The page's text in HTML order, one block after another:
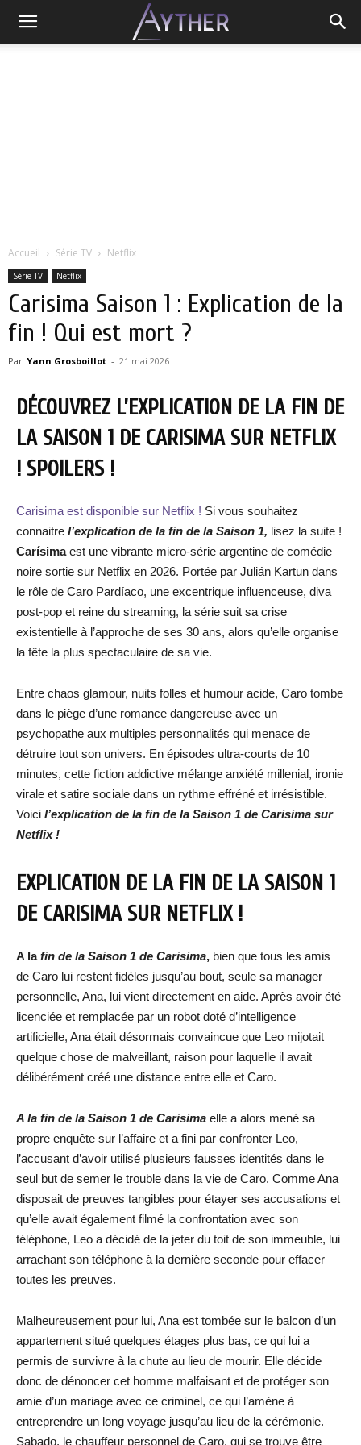
Accueil Série TV Netflix
Série TV Netflix
Carisima Saison 1 : Explication de la
fin ! Qui est mort ?
Par Yann Grosboillot - 21 mai 2026
DÉCOUVREZ L’EXPLICATION DE LA FIN DE
LA SAISON 1 DE CARISIMA SUR NETFLIX
! SPOILERS !
Carisima est disponible sur Netflix ! Si vous souhaitez
connaitre l’explication de la fin de la Saison 1, lisez la suite !
Carísimaest une vibrante micro-série argentine de comédie
noire sortie sur Netflix en 2026. Portée par Julián Kartun dans
le rôle de Caro Pardíaco, une excentrique influenceuse, diva
post-pop et reine du streaming, la série suit sa crise
existentielle à l’approche de ses 30 ans, alors qu’elle organise
la fête la plus spectaculaire de sa vie.
Entre chaos glamour, nuits folles et humour acide, Caro tombe
dans le piège d’une romance dangereuse avec un
psychopathe aux multiples personnalités qui menace de
détruire tout son univers. En épisodes ultra-courts de 10
minutes, cette fiction addictive mélange anxiété millenial, ironie
virale et satire sociale dans un rythme effréné et irrésistible.
Voici l’explication de la fin de la Saison 1 de Carisima sur
Netflix !
EXPLICATION DE LA FIN DE LA SAISON 1
DE CARISIMA SUR NETFLIX !
A lafin de la Saison 1 de Carisima, bien que tous les amis
de Caro lui restent fidèles jusqu’au bout, seule sa manager
personnelle, Ana, lui vient directement en aide. Après avoir été
licenciée et remplacée par un robot doté d’intelligence
artificielle, Ana était désormais convaincue que Leo mijotait
quelque chose de malveillant, raison pour laquelle il avait
délibérément créé une distance entre elle et Caro.
A la fin de la Saison 1 de Carisima elle a alors mené sa
propre enquête sur l’affaire et a fini par confronter Leo,
l’accusant d’avoir utilisé plusieurs fausses identités dans le
seul but de semer le trouble dans la vie de Caro. Comme Ana
disposait de preuves tangibles pour étayer ses accusations et
qu’elle avait également filmé la confrontation avec son
téléphone, Leo a décidé de la jeter du toit de son immeuble, lui
arrachant son téléphone à la dernière seconde pour effacer
toutes les preuves.
Malheureusement pour lui, Ana est tombée sur le balcon d’un
appartement situé quelques étages plus bas, ce qui lui a
permis de survivre à la chute au lieu de mourir. Elle décide
donc de dénoncer cet homme malfaisant et de protéger son
amie d’un mariage avec ce criminel, ce qui l’amène à
entreprendre un long voyage jusqu’au lieu de la cérémonie.
Sabado, le chauffeur personnel de Caro, qui se trouve être